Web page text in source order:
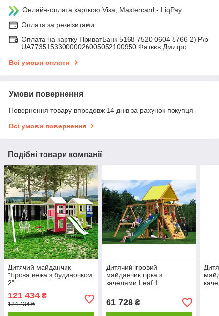
Онлайн-оплата карткою Visa, Mastercard - LiqPay
Оплата за реквізитами
Оплата на картку ПриватБанк 5168 7520 0604 8766 2) Р\р
UA773515330000026005052100950 Фатєєв Дмитро
Всі умови оплати
Умови повернення
Повернення товару впродовж 14 днів за рахунок покупця
Всі умови повернення
Подібні товари компанії
Дитячий майданчик
"Ігрова вежа з будиночком
2"
121 434 ₴
124 434 ₴
Дитячий ігровий
майданчик гірка з
качелями Leaf 1
61 728₴